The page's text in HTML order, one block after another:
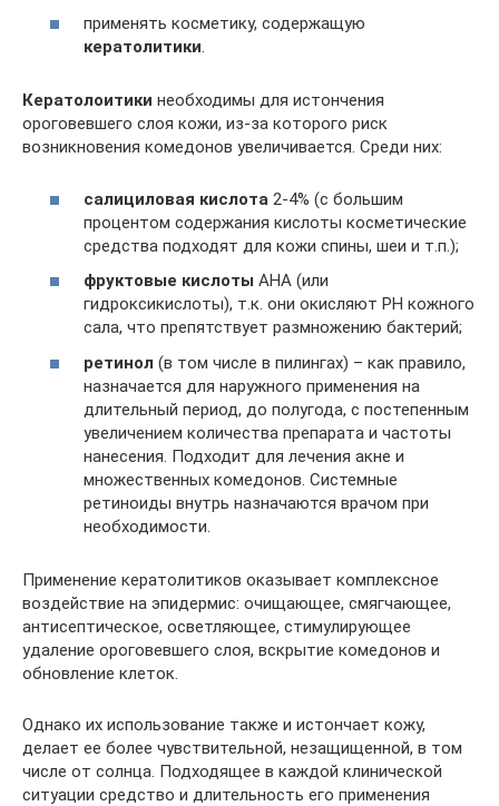
применять косметику, содержащую
кератолитики.
Кератолоитики необходимы для истончения
ороговевшего слоя кожи, из-за которого риск
возникновения комедонов увеличивается. Среди них:
салициловая кислота 2-4% (с большим
процентом содержания кислоты косметические
средства подходят для кожи спины, шеи и т.п.);
фруктовые кислоты AHA (или
гидроксикислоты), т.к. они окисляют PH кожного
сала, что препятствует размножению бактерий;
ретинол (в том числе в пилингах) – как правило,
назначается для наружного применения на
длительный период, до полугода, с постепенным
увеличением количества препарата и частоты
нанесения. Подходит для лечения акне и
множественных комедонов. Системные
ретиноиды внутрь назначаются врачом при
необходимости.
Применение кератолитиков оказывает комплексное
воздействие на эпидермис: очищающее, смягчающее,
антисептическое, осветляющее, стимулирующее
удаление ороговевшего слоя, вскрытие комедонов и
обновление клеток.
Однако их использование также и истончает кожу,
делает ее более чувствительной, незащищенной, в том
числе от солнца. Подходящее в каждой клинической
ситуации средство и длительность его применения